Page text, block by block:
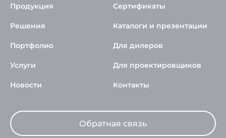
Продукция
Решения
Портфолио
Услуги
Новости
Сертификаты
Каталоги и презентации
Для дилеров
Для проектировщиков
Контакты
Обратная связь